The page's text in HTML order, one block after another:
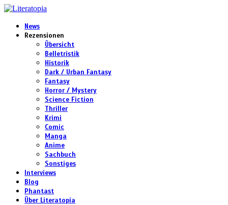
News
Rezensionen
Übersicht
Belletristik
Historik
Dark / Urban Fantasy
Fantasy
Horror / Mystery
Science Fiction
Thriller
Krimi
Comic
Manga
Anime
Sachbuch
Sonstiges
Interviews
Blog
Phantast
Über Literatopia